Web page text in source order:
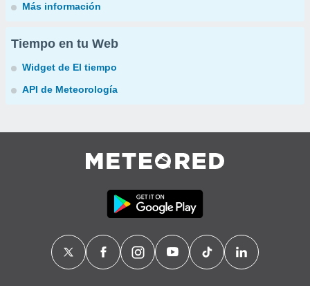
Más información
Tiempo en tu Web
Widget de El tiempo
API de Meteorología